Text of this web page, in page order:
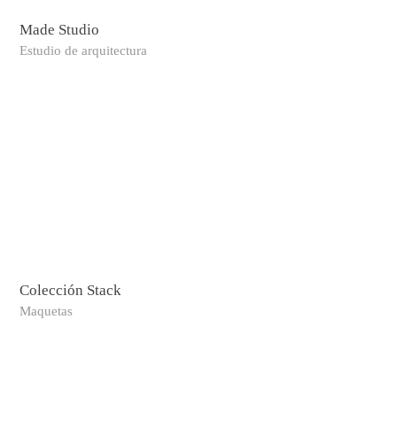
Made Studio
Estudio de arquitectura
Colección Stack
Maquetas